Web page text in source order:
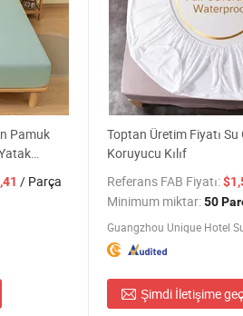
Pamuk
/ Parça
Toptan Üretim Fiyatı
Koruyucu Kılıf
Referans FAB Fiyatı:
Minimum miktar:50
Guangzhou Unique Hotel
Şimdi İletişime